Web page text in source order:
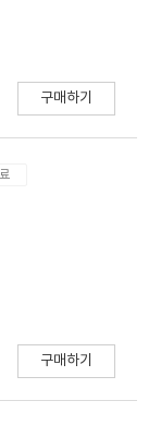
구매하기
구매하기